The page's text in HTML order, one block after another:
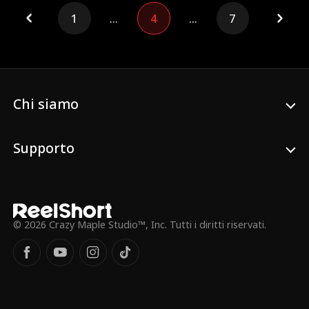
guadagnare soldi e farsi da parte per il
vero amore di Jake, la "nona moglie". Ma la
notte delle nozze, Jake sente i suoi
Jake si chiede: "Padre ha solo otto mogli—
1 ... 4 ... 7
Chi siamo
Supporto
© 2026 Crazy Maple Studio™, Inc. Tutti i diritti riservati.